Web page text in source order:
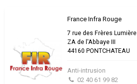
France Infra Rouge
7 rue des Frères Lumière
ZA de l'Abbaye III
44160 PONTCHATEAU
Anti-intrusion
02 40 61 99 82